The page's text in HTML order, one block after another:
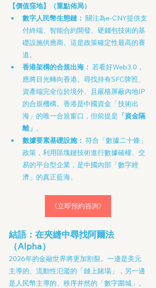
【價值窪地】（重點佈局）
數字人民幣生態鏈： 關注為e-CNY提供支
付終端、智能合約開發、硬錢包技術的基
礎設施供應商。這是政策確定性最高的賽
道。
香港架構的合規出海： 若看好Web3.0，
應將目光轉向香港。尋找持有SFC牌照、
資產端完全位於境外、且嚴格屏蔽內地IP
的合規機構。香港是中國資金「技術出
海」的唯一合規窗口，但前提是 「資金隔
離」 。
數據要素基礎設施： 符合「數據二十條」
政策，利用區塊鏈技術進行數據確權、交
易的平台型企業，是中國內部「數字經
濟」的真正藍海。
《立即預約咨詢》
結語：在夾縫中尋找阿爾法
（Alpha）
2026年的金融世界將更加割裂。一邊是美元
主導的、流動性氾濫的「鏈上賭場」，另一邊
是人民幣主導的、秩序井然的「數字圍城」。